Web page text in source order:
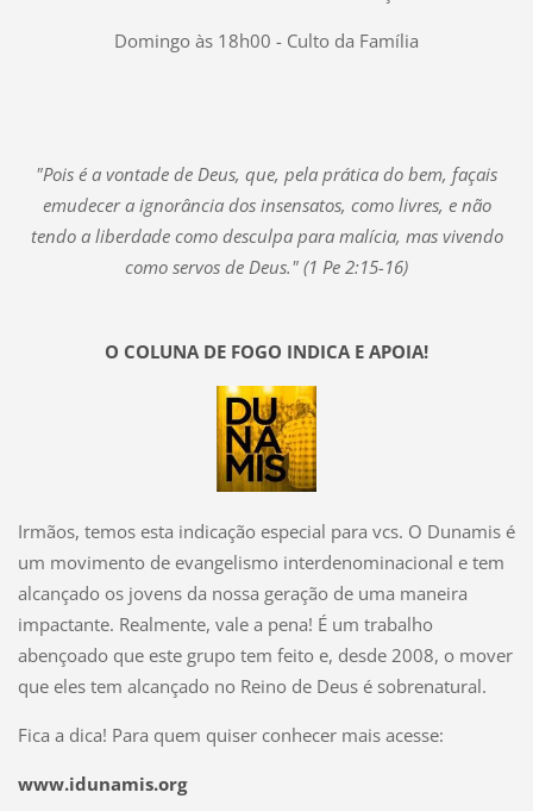
Domingo às 18h00 - Culto da Família
"Pois é a vontade de Deus, que, pela prática do bem, façais
emudecer a ignorância dos insensatos, como livres, e não
tendo a liberdade como desculpa para malícia, mas vivendo
como servos de Deus." (1 Pe 2:15-16)
O COLUNA DE FOGO INDICA E APOIA!
Irmãos, temos esta indicação especial para vcs. O Dunamis é
um movimento de evangelismo interdenominacional e tem
alcançado os jovens da nossa geração de uma maneira
impactante. Realmente, vale a pena! É um trabalho
abençoado que este grupo tem feito e, desde 2008, o mover
que eles tem alcançado no Reino de Deus é sobrenatural.
Fica a dica! Para quem quiser conhecer mais acesse:
www.idunamis.org